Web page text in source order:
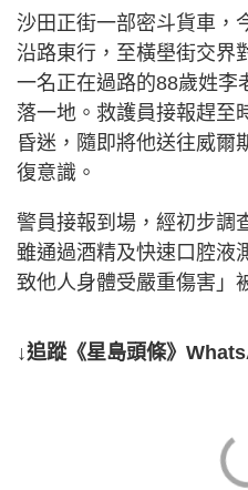
沙田正街一部密斗貨車，
沿路東行，至橫壆街交界
一名正在過路的88歲姓李
落一地。救護員接報趕至
昏迷，隨即將他送往威爾
復意識。
警員接報到場，經初步調
雖通過酒精及快速口腔液
致他人身體受嚴重傷害」
↓追蹤《星島頭條》